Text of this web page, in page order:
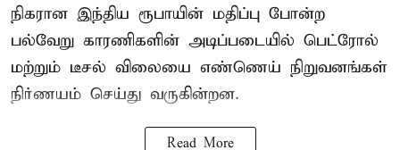
நிகரான இந்திய ரூபாயின் மதிப்பு போன்ற
பல்வேறு காரணிகளின் அடிப்படையில் பெட்ரோல்
மற்றும் டீசல் விலையை எண்ணெய் நிறுவனங்கள்
நிர்ணயம் செய்து வருகின்றன.
Read More